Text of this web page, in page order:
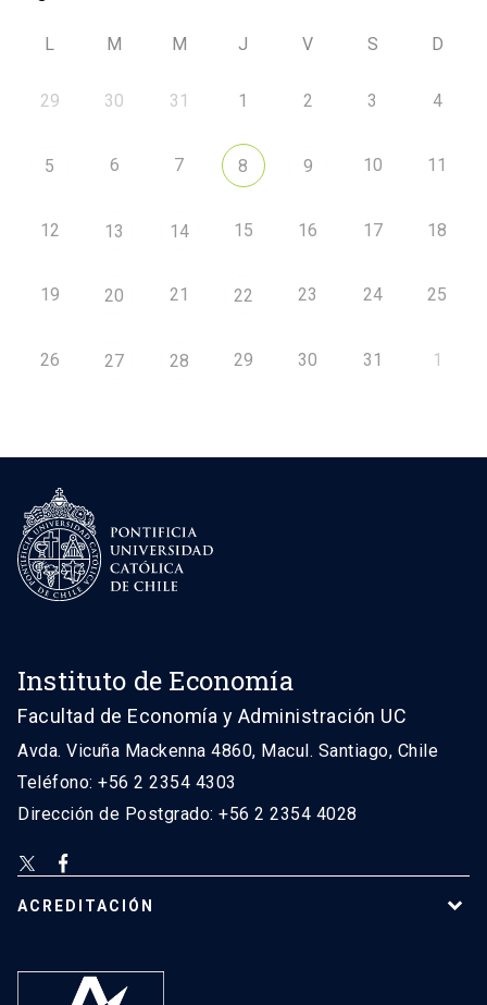
L M M J V S D
29 30 31 1 2 3 4
5 6 7 8 9 10 11
12 13 14 15 16 17 18
19 20 21 22 23 24 25
26 27 28 29 30 31 1
Instituto de Economía
Facultad de Economía y Administración UC
Avda. Vicuña Mackenna 4860, Macul. Santiago, Chile
Teléfono: +56 2 2354 4303
Dirección de Postgrado: +56 2 2354 4028
ACREDITACIÓN